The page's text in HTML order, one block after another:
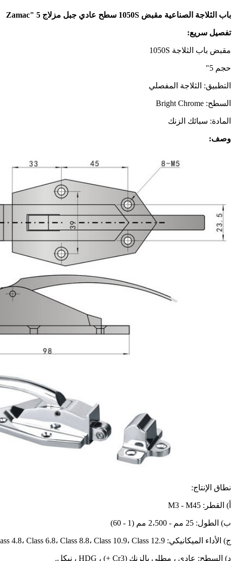
باب الثلاجة الصناعية مقبض 1050S سطح عادي جبل مزلاج 5 "Zamac
تفصيل سريع:
مقبض باب الثلاجة 1050S
حجم 5"
التطبيق: الثلاجة المفصلي
السطح: Bright Chrome
المادة: سبائك الزنك
وصف:
نطاق الإنتاج:
أ) القطر: M3 - M45
ب) الطول: 25 مم - 2،500 مم (1 - 60)
ج) الأداء الميكانيكي: Class 4.8، Class 6.8، Class 8.8، Class 10.9، Class 12.9
د) السطح: عادي ، مطلي بالزنك (Cr3 +) ، HDG ، نيكل.